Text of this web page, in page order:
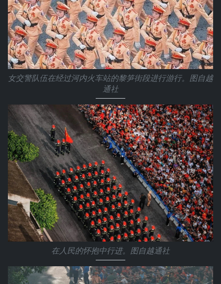
女交警队伍在经过河内火车站的黎笋街段进行游行。图自越
通社
在人民的怀抱中行进。图自越通社